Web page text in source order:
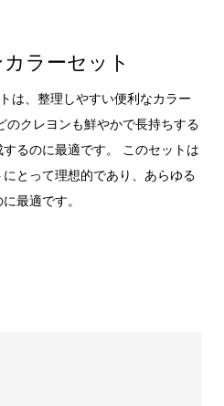
ラーセット
は、整理しやすい便利なカラー
クレヨンも鮮やかで長持ちする
るのに最適です。 このセットは
とって理想的であり、あらゆる
最適です。